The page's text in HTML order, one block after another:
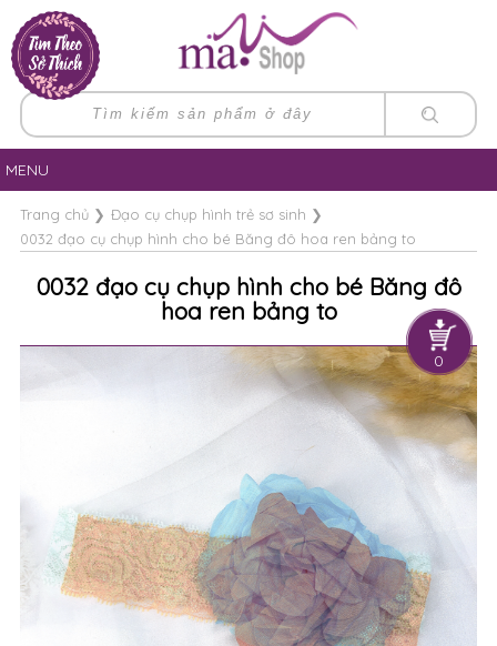
0
MENU
Trang chủ❯ Đạo cụ chụp hình trẻ sơ sinh ❯
0032 đạo cụ chụp hình cho bé Băng đô hoa ren bảng to
0032 đạo cụ chụp hình cho bé Băng đô
hoa ren bảng to